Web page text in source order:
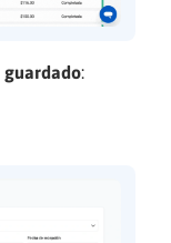
guardado: